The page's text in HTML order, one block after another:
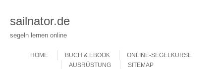
sailnator.de
segeln lernen online
MenuHOME
BUCH & EBOOK
ONLINE-SEGELKURSE
AUSRÜSTUNG
SITEMAP